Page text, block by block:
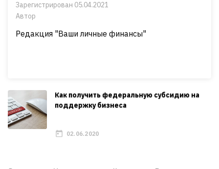
Зарегистрирован 05.04.2021
Автор
Редакция "Ваши личные финансы"
Как получить федеральную субсидию на
поддержку бизнеса
02.06.2020